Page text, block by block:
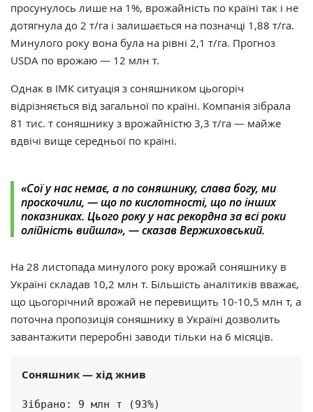
просунулось лише на 1%, врожайність по країні так і не
дотягнула до 2 т/га і залишається на позначці 1,88 т/га.
Минулого року вона була на рівні 2,1 т/га. Прогноз
USDA по врожаю — 12 млн т.
Однак в ІМК ситуація з соняшником цьогоріч
відрізняється від загальної по країні. Компанія зібрала
81 тис. т соняшнику з врожайністю 3,3 т/га — майже
вдвічі вище середньої по країні.
«Сої у нас немає, а по соняшнику, слава богу, ми
проскочили, — що по кислотності, що по інших
показниках. Цього року у нас рекордна за всі роки
олійність вийшла», — сказав Вержиховський.
На 28 листопада минулого року врожай соняшнику в
Україні складав 10,2 млн т. Більшість аналітиків вважає,
що цьогорічний врожай не перевищить 10-10,5 млн т, а
поточна пропозиція соняшнику в Україні дозволить
завантажити переробні заводи тільки на 6 місяців.
Соняшник — хід жнив
Зібрано: 9 млн т (93%)